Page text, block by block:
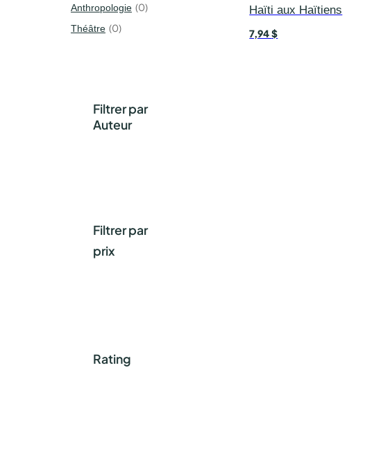
Anthropologie
0
Théâtre 0
Filtrer par
Auteur
Filtrer par
prix
Rating
Haïti aux Haïtiens
7,94$